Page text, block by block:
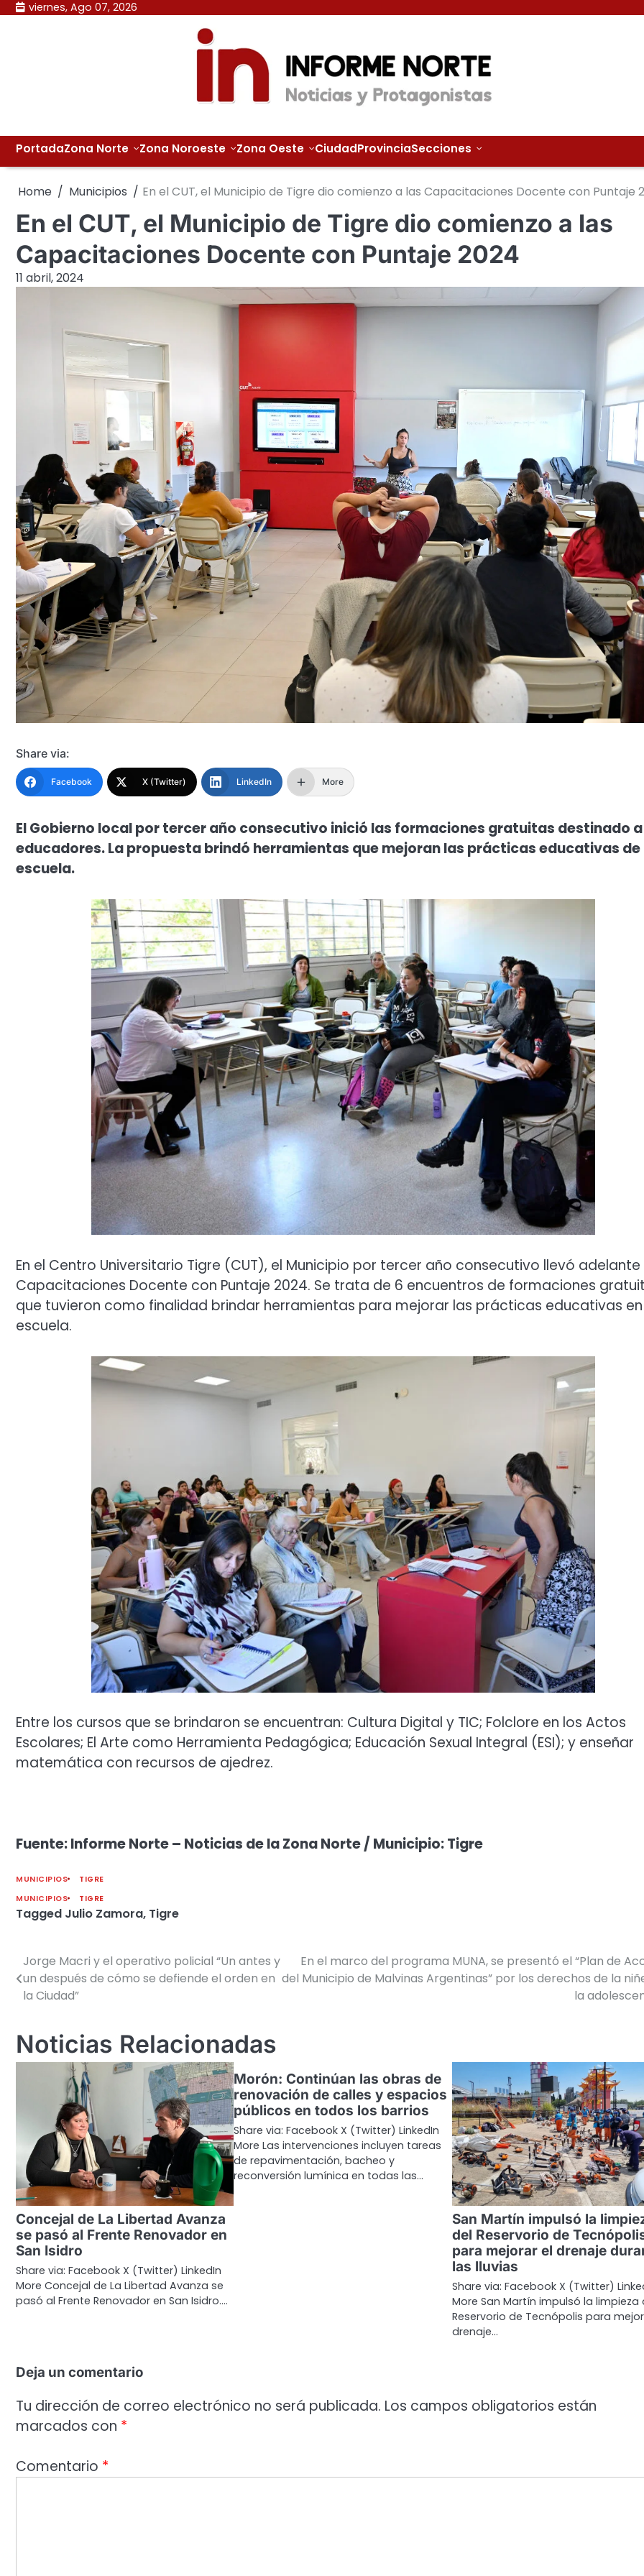
Skip viernes, Ago 07, 2026
PortadaZona Norte Zona Noroeste Zona Oeste CiudadProvinciaSecciones
Home Municipios En el CUT, el Municipio de Tigre dio comienzo a las Capacitaciones Docente con Puntaje
En el CUT, el Municipio de Tigre dio comienzo a las
Capacitaciones Docente con Puntaje 2024
11 abril, 2024
Share via:
Facebook X (Twitter) LinkedIn More
El Gobierno local por tercer año consecutivo inició las formaciones gratuitas destinado a
educadores. La propuesta brindó herramientas que mejoran las prácticas educativas de
escuela.
En el Centro Universitario Tigre (CUT), el Municipio por tercer año consecutivo llevó adelante
Capacitaciones Docente con Puntaje 2024. Se trata de 6 encuentros de formaciones
que tuvieron como finalidad brindar herramientas para mejorar las prácticas educativas
escuela.
Entre los cursos que se brindaron se encuentran: Cultura Digital y TIC; Folclore en los Actos
Escolares; El Arte como Herramienta Pedagógica; Educación Sexual Integral (ESI); y enseñar
matemática con recursos de ajedrez.
Fuente: Informe Norte – Noticias de la Zona Norte / Municipio: Tigre
MUNICIPIOS
TIGRE
MUNICIPIOS
TIGRE
Tagged Julio Zamora, Tigre
Navegación
de
Jorge Macri y el operativo policial “Un antes y
un después de cómo se defiende el orden en
la Ciudad”
En el marco del programa MUNA, se presentó el “Plan de
del Municipio de Malvinas Argentinas” por los derechos de la
la
Noticias Relacionadas
Concejal de La Libertad Avanza
se pasó al Frente Renovador en
San Isidro
Share via: Facebook X (Twitter) LinkedIn
More Concejal de La Libertad Avanza se
pasó al Frente Renovador en San Isidro.…
Morón: Continúan las obras de
renovación de calles y espacios
públicos en todos los barrios
Share via: Facebook X (Twitter) LinkedIn
More Las intervenciones incluyen tareas
de repavimentación, bacheo y
reconversión lumínica en todas las…
San Martín impulsó la
del Reservorio de
para mejorar el drenaje
las lluvias
Share via: Facebook X (Twitter)
More San Martín impulsó la limpieza
Reservorio de Tecnópolis para
drenaje…
Deja un comentario
Tu dirección de correo electrónico no será publicada. Los campos obligatorios están
marcados con *
Comentario *